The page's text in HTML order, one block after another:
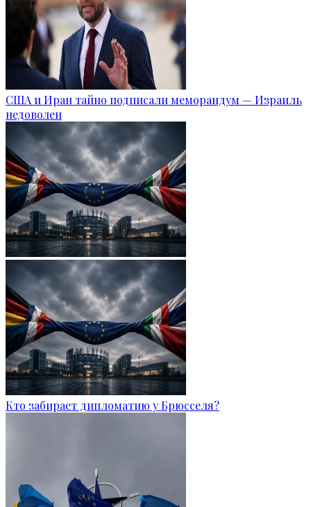
США и Иран тайно подписали меморандум — Израиль
недоволен
Кто забирает дипломатию у Брюсселя?